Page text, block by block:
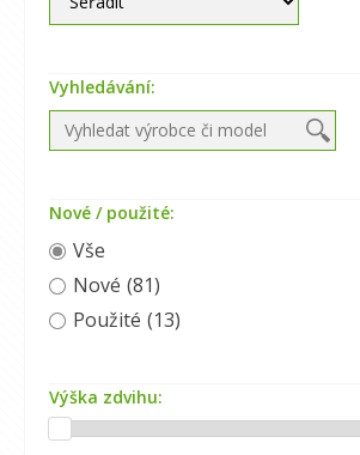
Vyhledávání:
Nové / použité:
Vše
Nové (81)
Použité (13)
Výška zdvihu: